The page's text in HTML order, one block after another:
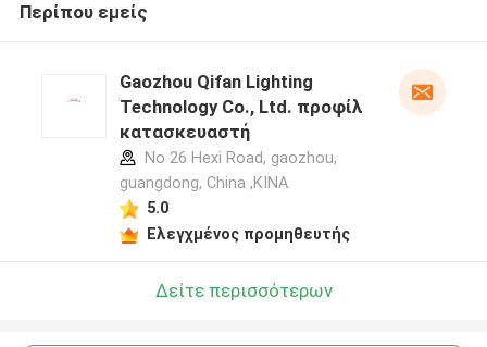
Περίπου εμείς
Gaozhou Qifan Lighting
Technology Co., Ltd. προφίλ
κατασκευαστή
No 26 Hexi Road, gaozhou,
guangdong, China ,ΚΙΝΑ
5.0
Ελεγχμένος προμηθευτής
Δείτε περισσότερων